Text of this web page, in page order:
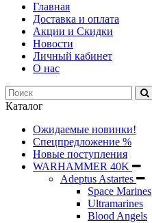
Главная
Доставка и оплата
Акции и Скидки
Новости
Личный кабинет
О нас
Каталог
Ожидаемые новинки!
Спецпредложение %
Новые поступления
WARHAMMER 40K
Adeptus Astartes
Space Marines
Ultramarines
Blood Angels